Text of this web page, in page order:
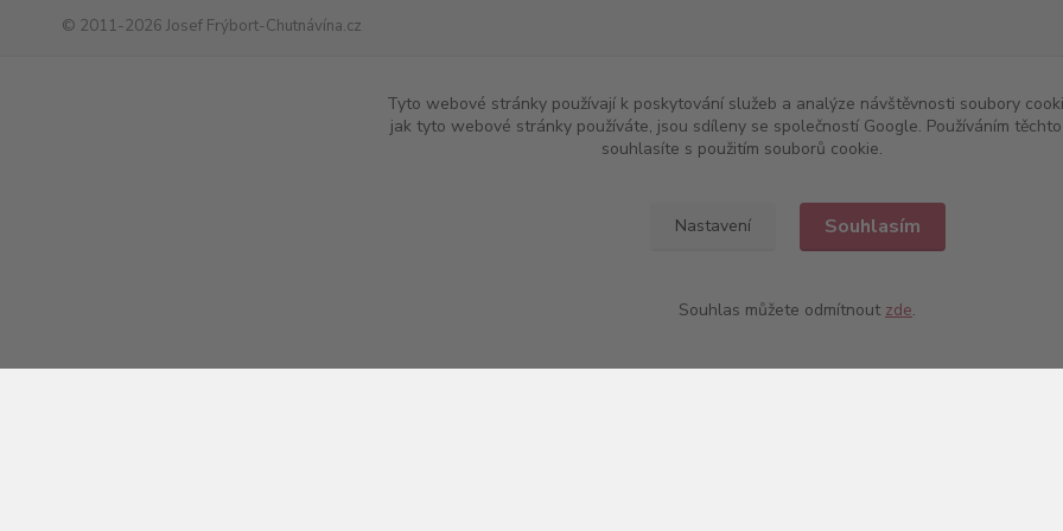
© 2011-2026 Josef Frýbort-Chutnávína.cz
Tyto webové stránky používají k poskytování služeb a analýze návštěvnosti soubory
jak tyto webové stránky používáte, jsou sdíleny se společností Google. Používáním
souhlasíte s použitím souborů cookie.
Nastavení Souhlasím
Souhlas můžete odmítnout zde.